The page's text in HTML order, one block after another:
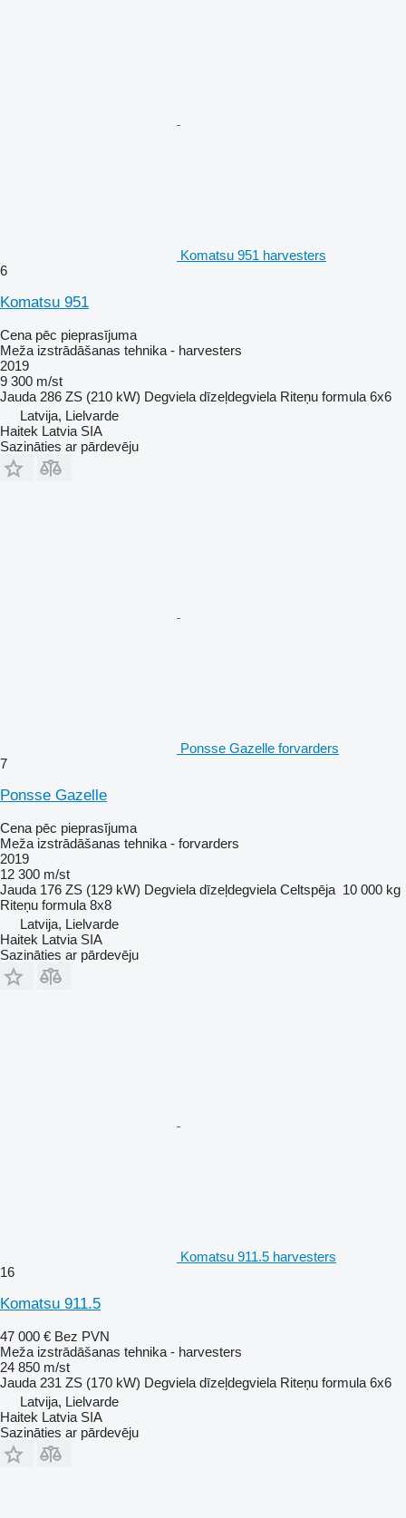
Komatsu 951 harvesters
6
Komatsu 951
Cena pēc pieprasījuma
Meža izstrādāšanas tehnika - harvesters
2019
9 300 m/st
Jauda 286 ZS (210 kW) Degviela dīzeļdegviela Riteņu formula 6x6
Latvija, Lielvarde
Haitek Latvia SIA
Sazināties ar pārdevēju
Ponsse Gazelle forvarders
7
Ponsse Gazelle
Cena pēc pieprasījuma
Meža izstrādāšanas tehnika - forvarders
2019
12 300 m/st
Jauda 176 ZS (129 kW) Degviela dīzeļdegviela Celtspēja 10 000 kg
Riteņu formula 8x8
Latvija, Lielvarde
Haitek Latvia SIA
Sazināties ar pārdevēju
Komatsu 911.5 harvesters
16
Komatsu 911.5
47 000 € Bez PVN
Meža izstrādāšanas tehnika - harvesters
24 850 m/st
Jauda 231 ZS (170 kW) Degviela dīzeļdegviela Riteņu formula 6x6
Latvija, Lielvarde
Haitek Latvia SIA
Sazināties ar pārdevēju